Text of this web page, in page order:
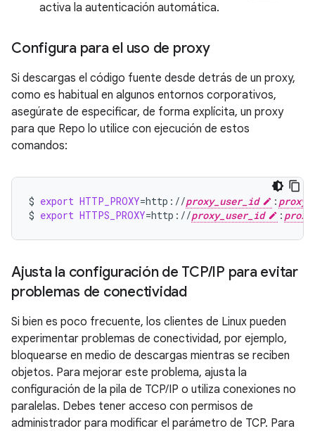
activa la autenticación automática.
Configura para el uso de proxy
Si descargas el código fuente desde detrás de un proxy,
como es habitual en algunos entornos corporativos,
asegúrate de especificar, de forma explícita, un proxy
para que Repo lo utilice con ejecución de estos
comandos:
$ export HTTP_PROXY=http://proxy_user_id :
$ export HTTPS_PROXY=http://proxy_user_id :
Ajusta la configuración de TCP/IP para evitar
problemas de conectividad
Si bien es poco frecuente, los clientes de Linux pueden
experimentar problemas de conectividad, por ejemplo,
bloquearse en medio de descargas mientras se reciben
objetos. Para mejorar este problema, ajusta la
configuración de la pila de TCP/IP o utiliza conexiones no
paralelas. Debes tener acceso con permisos de
administrador para modificar el parámetro de TCP. Para